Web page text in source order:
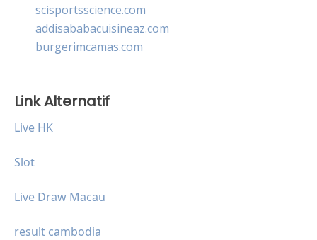
scisportsscience.com
addisababacuisineaz.com
burgerimcamas.com
Link Alternatif
Live HK
Slot
Live Draw Macau
result cambodia